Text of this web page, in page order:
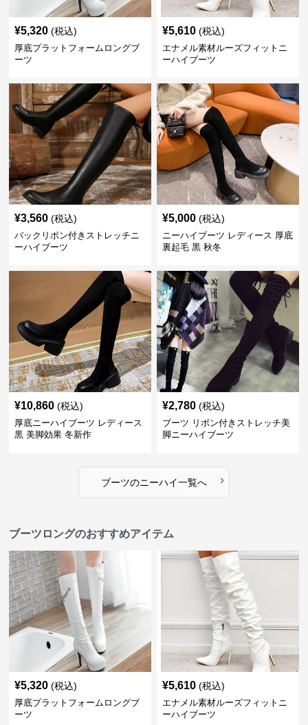
¥5,320 (税込)
厚底プラットフォームロングブ
ーツ
¥5,610 (税込)
エナメル素材ルーズフィットニ
ーハイブーツ
¥3,560 (税込)
バックリボン付きストレッチニ
ーハイブーツ
¥5,000 (税込)
ニーハイブーツ レディース 厚底
裏起毛 黒 秋冬
¥10,860 (税込)
厚底ニーハイブーツ レディース
黒 美脚効果 冬新作
¥2,780 (税込)
ブーツ リボン付きストレッチ美
脚ニーハイブーツ
ブーツのニーハイ一覧へ ›
ブーツロングのおすすめアイテム
¥5,320 (税込)
厚底プラットフォームロングブ
ーツ
¥5,610 (税込)
エナメル素材ルーズフィットニ
ーハイブーツ